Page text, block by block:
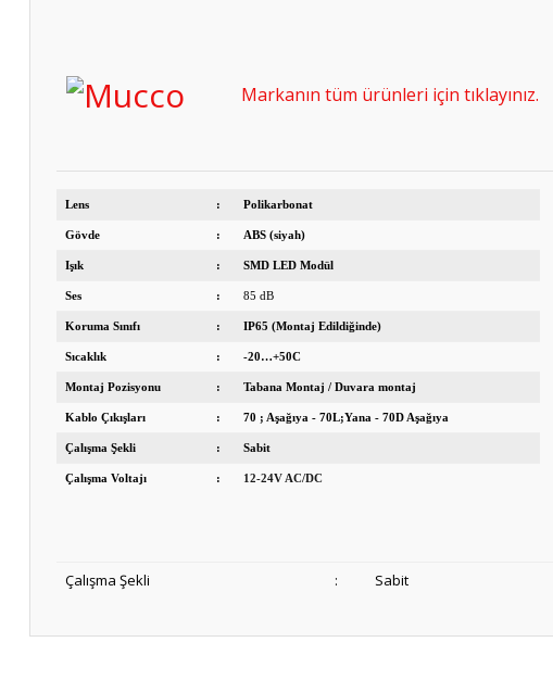
Markanın tüm ürünleri için tıklayınız.
Lens : Polikarbonat
Gövde : ABS (siyah)
Işık : SMD LED Modül
Ses : 85 dB
Koruma Sınıfı : IP65 (Montaj Edildiğinde)
Sıcaklık : -20…+50C
Montaj Pozisyonu : Tabana Montaj / Duvara montaj
Kablo Çıkışları : 70 ; Aşağıya - 70L;Yana - 70D Aşağıya
Çalışma Şekli : Sabit
Çalışma Voltajı : 12-24V AC/DC
Çalışma Şekli : Sabit